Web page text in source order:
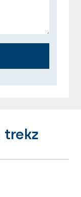
trekz